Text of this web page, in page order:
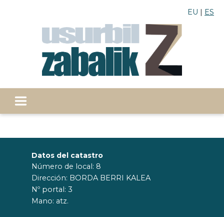
EU ES
Datos del catastro
Número de local: 8
Dirección: BORDA BERRI KALEA
Nº portal: 3
Mano: atz.